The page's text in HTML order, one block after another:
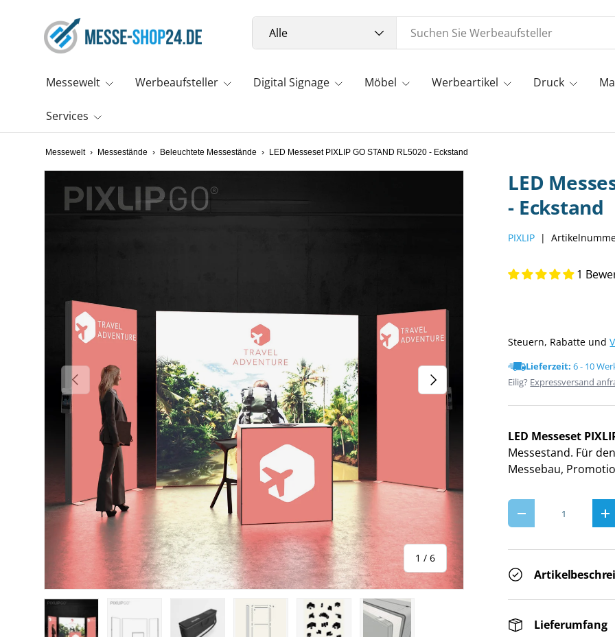
DIREKT ZUM INHALT Suchen
Alle
Messewelt Werbeaufsteller Digital Signage Möbel Werbeartikel Druck
Services
Messewelt › Messestände › Beleuchtete Messestände › LED Messeset PIXLIP GO STAND RL5020 - Eckstand
VORHERIGE
1 /von
6
NÄCHSTE
LED
- Eckstand
PIXLIP |
1
Steuern, Rabatte und
Lieferzeit: 6 - 10
Eilig? Expressversand
LED Messeset
Messestand. Für den
Messebau,
Anzahl
- +
Lieferumfang